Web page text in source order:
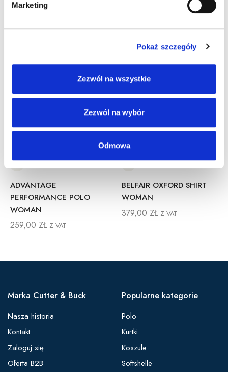
Marketing
Pokaż szczegóły
Zezwól na wszystkie
Zezwól na wybór
Odmowa
Inne Produkty
ADVANTAGE
PERFORMANCE POLO
WOMAN
259,00 ZŁ Z VAT
BELFAIR OXFORD SHIRT
WOMAN
379,00 ZŁ Z VAT
Marka Cutter & Buck
Nasza historia
Kontakt
Zaloguj się
Oferta B2B
Popularne kategorie
Polo
Kurtki
Koszule
Softshelle